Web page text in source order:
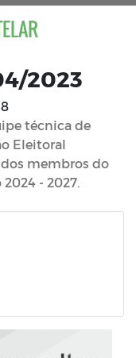
2023
técnica de
Eleitoral
membros do
- 2027.